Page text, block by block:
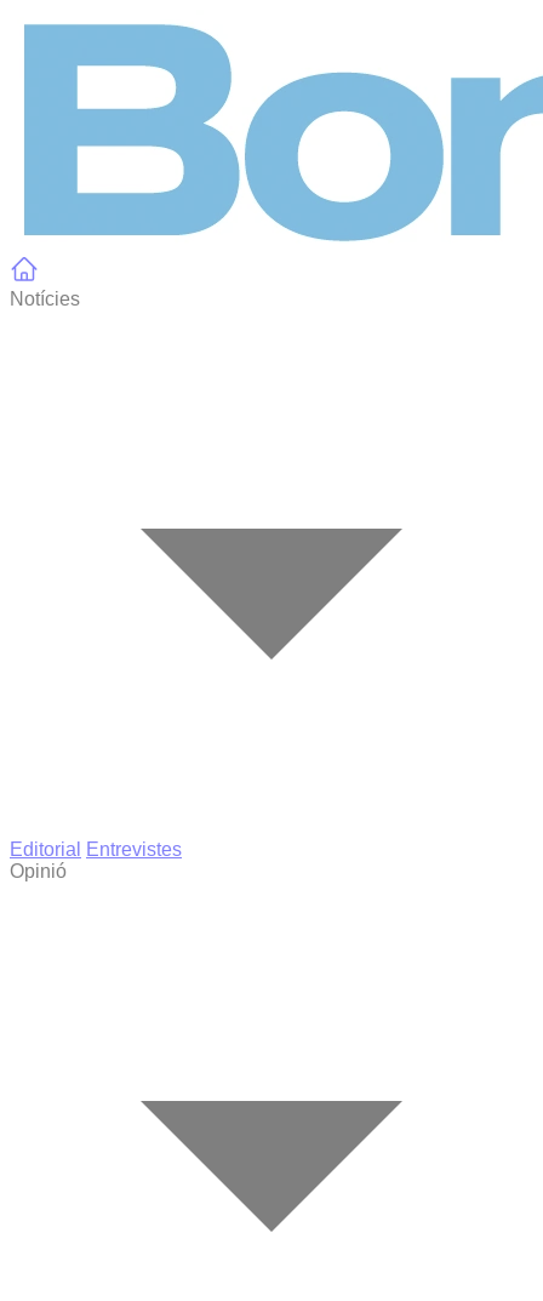
Notícies
Editorial
Entrevistes
Opinió